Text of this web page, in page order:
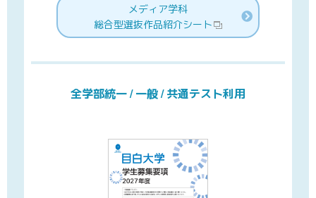
メディア学科
総合型選抜作品紹介シート
全学部統一 / 一般/ 共通テスト利用